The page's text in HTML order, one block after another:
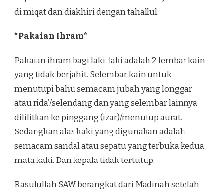
di miqat dan diakhiri dengan tahallul.
*Pakaian Ihram*
Pakaian ihram bagi laki-laki adalah 2 lembar kain
yang tidak berjahit. Selembar kain untuk
menutupi bahu semacam jubah yang longgar
atau rida’/selendang dan yang selembar lainnya
dililitkan ke pinggang (izar)/menutup aurat.
Sedangkan alas kaki yang digunakan adalah
semacam sandal atau sepatu yang terbuka kedua
mata kaki. Dan kepala tidak tertutup.
Rasulullah SAW berangkat dari Madinah setelah